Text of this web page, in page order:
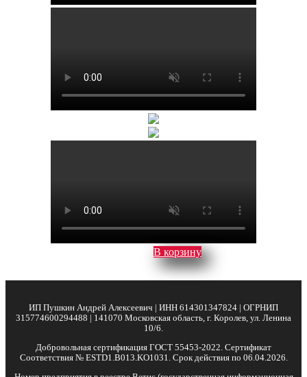
В корзину
ИП Пушкин Андрей Алексеевич | ИНН 614301347824 | ОГРНИП
315774600294488 | 141070 Московская область, г. Королев, ул. Ленина
10/6.
Добровольная сертификация ГОСТ 55453-2022. Сертификат
Соответствия № ESTD1.B013.KO1031. Срок действия по 06.04.2026.